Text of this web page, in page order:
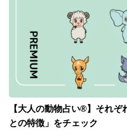
【大人の動物占い®】それ
との特徴」をチェック